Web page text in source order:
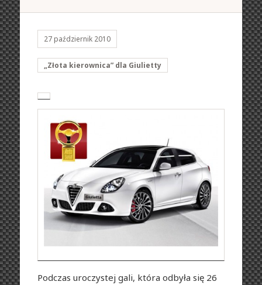
27 październik 2010
„Złota kierownica” dla Giulietty
Podczas uroczystej gali, która odbyła się 26